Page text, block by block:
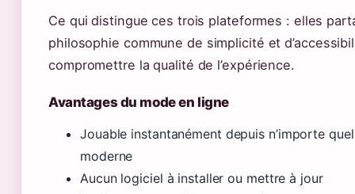
Ce qui distingue ces trois plateformes : elles
philosophie commune de simplicité et
compromettre la qualité de l’expérience.
Avantages du mode en ligne
Jouable instantanément depuis n’importe
moderne
Aucun logiciel à installer ou mettre à jour